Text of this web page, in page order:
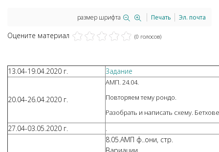
размер шрифта Печать Эл. почта
Оцените материал (0 голосов)
13.04-19.04.2020 г. Задание
20.04-26.04.2020 г.
АМП. 24.04.
Повторяем тему рондо.
Разобрать и написать схему.
27.04-03.05.2020 г. .
8.05.АМП ф..они, стр.